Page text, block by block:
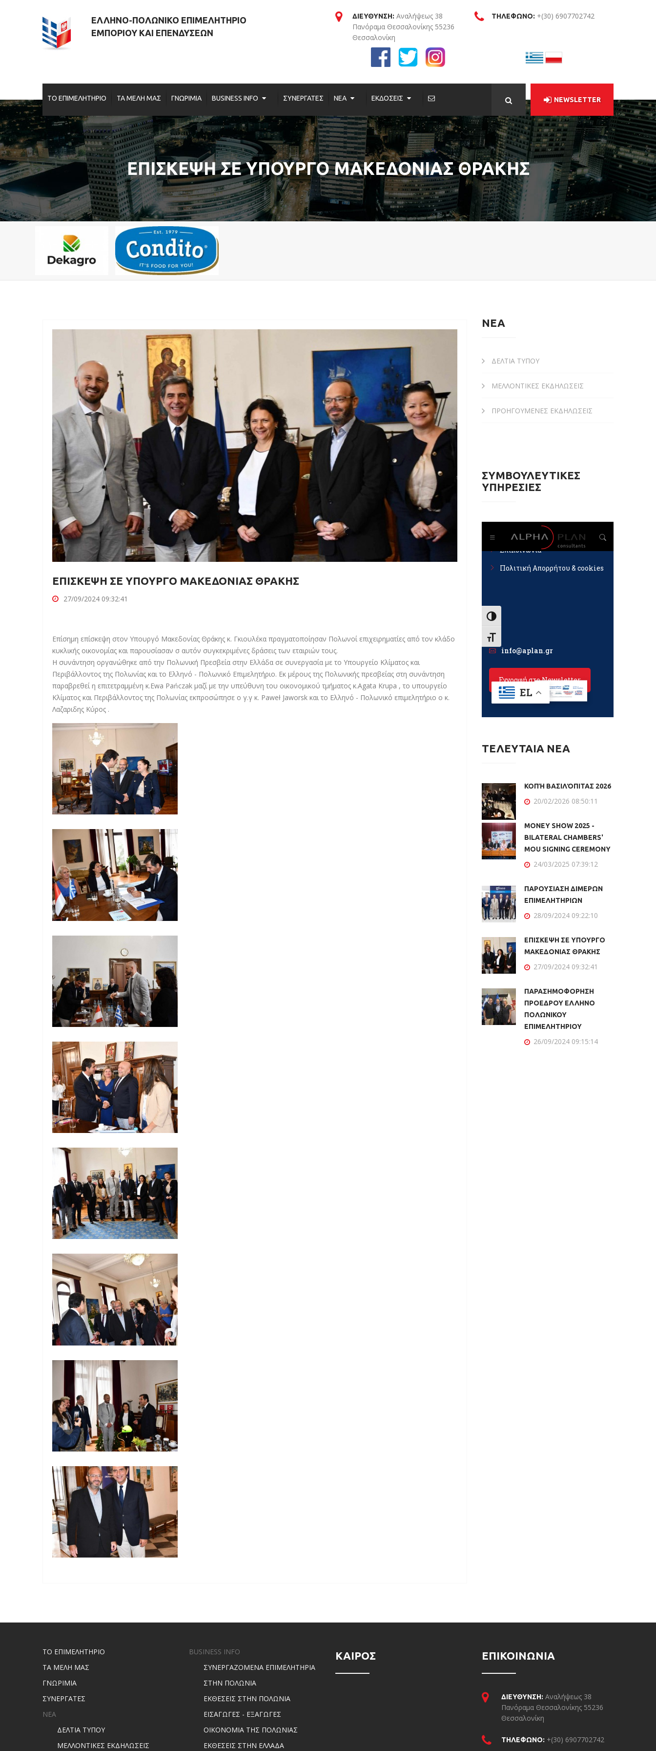
ΕΛΛΗΝΟ-ΠΟΛΩΝΙΚΟ ΕΠΙΜΕΛΗΤΗΡΙΟ
ΕΜΠΟΡΙΟΥ ΚΑΙ ΕΠΕΝΔΥΣΕΩΝ
ΔΙΕΥΘΥΝΣΗ: Αναλήψεως 38
Πανόραμα Θεσσαλονίκης 55236
Θεσσαλονίκη
ΤΗΛΕΦΩΝΟ: +(30) 6907702742
ΤΟ ΕΠΙΜΕΛΗΤΗΡΙΟ ΤΑ ΜΕΛΗ ΜΑΣ ΓΝΩΡΙΜΙΑ BUSINESS INFO ΣΥΝΕΡΓΑΤΕΣ ΝΕΑ ΕΚΔΟΣΕΙΣ NEWSLETTER
ΕΠΙΣΚΕΨΗ ΣΕ ΥΠΟΥΡΓΟ ΜΑΚΕΔΟΝΙΑΣ ΘΡΑΚΗΣ
ΕΠΙΣΚΕΨΗ ΣΕ ΥΠΟΥΡΓΟ ΜΑΚΕΔΟΝΙΑΣ ΘΡΑΚΗΣ
27/09/2024 09:32:41
Επίσημη επίσκεψη στον Υπουργό Μακεδονίας Θράκης κ. Γκιουλέκα πραγματοποίησαν Πολωνοί επιχειρηματίες από τον κλάδο
κυκλικής οικονομίας και παρουσίασαν σ αυτόν συγκεκριμένες δράσεις των εταιριών τους.
Η συνάντηση οργανώθηκε από την Πολωνική Πρεσβεία στην Ελλάδα σε συνεργασία με το Υπουργείο Κλίματος και
Περιβάλλοντος της Πολωνίας και το Ελληνό - Πολωνικό Επιμελητήριο. Εκ μέρους της Πολωνικής πρεσβείας στη συνάντηση
παραβρεθεί η επιτετραμμένη κ.Ewa Pańczak μαζί με την υπεύθυνη του οικονομικού τμήματος κ.Agata Krupa , το υπουργείο
Κλίματος και Περιβάλλοντος της Πολωνίας εκπροσώπησε ο γ.γ κ. Paweł Jaworsk και το Ελληνό - Πολωνικό επιμελητήριο ο κ.
Λαζαριδης Κύρος .
ΝΕΑ
ΔΕΛΤΙΑ ΤΥΠΟΥ
ΜΕΛΛΟΝΤΙΚΕΣ ΕΚΔΗΛΩΣΕΙΣ
ΠΡΟΗΓΟΥΜΕΝΕΣ ΕΚΔΗΛΩΣΕΙΣ
ΣΥΜΒΟΥΛΕΥΤΙΚΕΣ
ΥΠΗΡΕΣΙΕΣ
ΤΕΛΕΥΤΑΙΑ ΝΕΑ
ΚΟΠΉ ΒΑΣΙΛΌΠΙΤΑΣ 2026
20/02/2026 08:50:11
MONEY SHOW 2025 -
BILATERAL CHAMBERS'
MOU SIGNING CEREMONY
24/03/2025 07:39:12
ΠΑΡΟΥΣΙΑΣΗ ΔΙΜΕΡΩΝ
ΕΠΙΜΕΛΗΤΗΡΙΩΝ
28/09/2024 09:22:10
ΕΠΙΣΚΕΨΗ ΣΕ ΥΠΟΥΡΓΟ
ΜΑΚΕΔΟΝΙΑΣ ΘΡΑΚΗΣ
27/09/2024 09:32:41
ΠΑΡΑΣΗΜΟΦΟΡΗΣΗ
ΠΡΟΕΔΡΟΥ ΕΛΛΗΝΟ
ΠΟΛΩΝΙΚΟΥ
ΕΠΙΜΕΛΗΤΗΡΙΟΥ
26/09/2024 09:15:14
ΤΟ ΕΠΙΜΕΛΗΤΗΡΙΟ
ΤΑ ΜΕΛΗ ΜΑΣ
ΓΝΩΡΙΜΙΑ
ΣΥΝΕΡΓΑΤΕΣ
ΝΕΑ
ΔΕΛΤΙΑ ΤΥΠΟΥ
ΜΕΛΛΟΝΤΙΚΕΣ ΕΚΔΗΛΩΣΕΙΣ
BUSINESS INFO
ΣΥΝΕΡΓΑΖΟΜΕΝΑ ΕΠΙΜΕΛΗΤΗΡΙΑ
ΣΤΗΝ ΠΟΛΩΝΙΑ
ΕΚΘΕΣΕΙΣ ΣΤΗΝ ΠΟΛΩΝΙΑ
ΕΙΣΑΓΩΓΕΣ - ΕΞΑΓΩΓΕΣ
ΟΙΚΟΝΟΜΙΑ ΤΗΣ ΠΟΛΩΝΙΑΣ
ΕΚΘΕΣΕΙΣ ΣΤΗΝ ΕΛΛΑΔΑ
ΚΑΙΡΟΣ ΕΠΙΚΟΙΝΩΝΙΑ
ΔΙΕΥΘΥΝΣΗ: Αναλήψεως 38
Πανόραμα Θεσσαλονίκης 55236
Θεσσαλονίκη
ΤΗΛΕΦΩΝΟ: +(30) 6907702742